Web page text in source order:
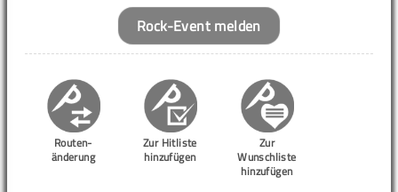
Rock-Event melden
Routen-
änderung
Zur Hitliste
hinzufügen
Zur
Wunschliste
hinzufügen